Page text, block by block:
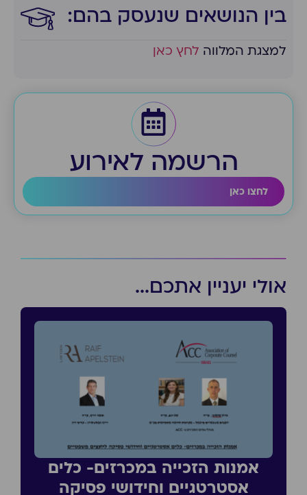
בין הנושאים שנעסק בהם:​
למצגת המלווה לחץ כאן
הרשמה לאירוע
לחצו כאן
אולי יעניין אתכם...
אמנות הזכייה במכרזים- כלים
אסטרטגיים וחידושי פסיקה